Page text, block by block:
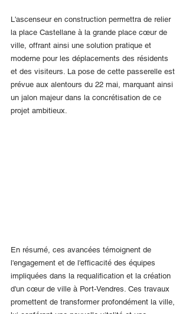
L'ascenseur en construction permettra de relier
la place Castellane à la grande place cœur de
ville, offrant ainsi une solution pratique et
moderne pour les déplacements des résidents
et des visiteurs. La pose de cette passerelle est
prévue aux alentours du 22 mai, marquant ainsi
un jalon majeur dans la concrétisation de ce
projet ambitieux.
En résumé, ces avancées témoignent de
l'engagement et de l'efficacité des équipes
impliquées dans la requalification et la création
d'un cœur de ville à Port-Vendres. Ces travaux
promettent de transformer profondément la ville,